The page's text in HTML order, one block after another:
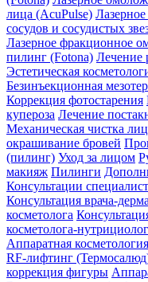
лица (AcuPulse)
сосудов и сосудистых
Лазерное фракционное
пилинг (Fotona) Лечение
Эстетическая
Безинъекционная
Коррекция фотостарения
купероза Лечение
Механическая чистка
окрашивание бровей
(пилинг) Уход за лицом
макияж Пилинги
Консультации
Консультация врача-
косметолога
косметолога-
Аппаратная косметология
RF-лифтинг
коррекция фигуры